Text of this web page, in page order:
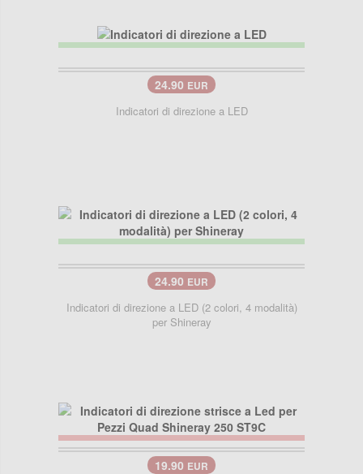
24.90 EUR
Indicatori di direzione a LED
24.90 EUR
Indicatori di direzione a LED (2 colori, 4 modalità)
per Shineray
19.90 EUR